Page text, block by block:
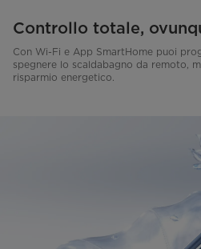
Controllo totale,
Con Wi-Fi e App SmartHome puoi
spegnere lo scaldabagno da remoto,
risparmio energetico.